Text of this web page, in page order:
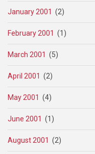
January 2001 (2)
February 2001 (1)
March 2001 (5)
April 2001 (2)
May 2001 (4)
June 2001 (1)
August 2001 (2)